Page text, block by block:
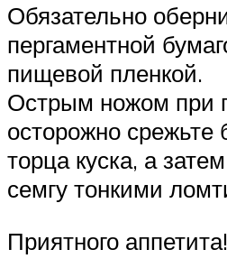
Обязательно
пергаментной
пищевой пленкой.
Острым ножом при
осторожно срежьте
торца куска, а
семгу тонкими
Приятного аппетита!